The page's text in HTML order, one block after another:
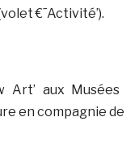
€˜Activité’).
Art’ aux Musées
en compagnie de